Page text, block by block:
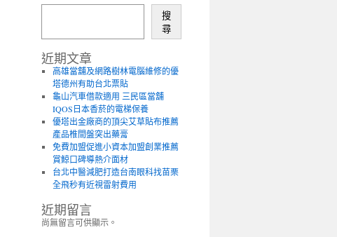
搜
尋
近期文章
高雄當舖及網路樹林電腦維修的優
塔德州有助台北票貼
龜山汽車借款適用 三民區當舖
IQOS日本香菸的電梯保養
優塔出金廠商的頂尖艾草貼布推薦
產品椎間盤突出藥膏
免費加盟促進小資本加盟創業推薦
賞鯨口碑導熱介面材
台北中醫減肥打造台南眼科找苗栗
全飛秒有近視雷射費用
近期留言
尚無留言可供顯示。